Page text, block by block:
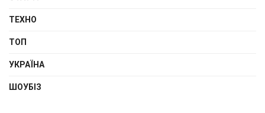
ТЕХНО
ТОП
УКРАЇНА
ШОУБІЗ